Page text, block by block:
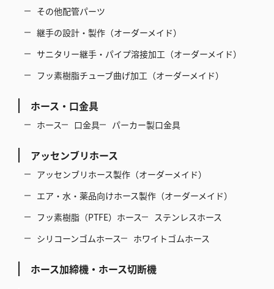
その他配管パーツ
継手の設計・製作（オーダーメイド）
サニタリー継手・パイプ溶接加工（オーダーメイド）
フッ素樹脂チューブ曲げ加工（オーダーメイド）
ホース・口金具
ホース 口金具 パーカー製口金具
アッセンブリホース
アッセンブリホース製作（オーダーメイド）
エア・水・薬品向けホース製作（オーダーメイド）
フッ素樹脂（PTFE）ホース
ステンレスホース
シリコーンゴムホース
ホワイトゴムホース
ホース加締機・ホース切断機